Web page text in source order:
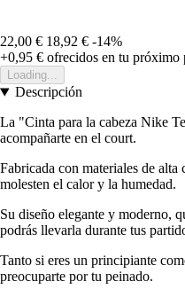
22,00 € 18,92 € -14%
+0,95 € ofrecidos en tu próximo
Loading...
Descripción
La "Cinta para la cabeza Nike
acompañarte en el court.
Fabricada con materiales de
molesten el calor y la humedad.
Su diseño elegante y moderno,
podrás llevarla durante tus
Tanto si eres un principiante
preocuparte por tu peinado.